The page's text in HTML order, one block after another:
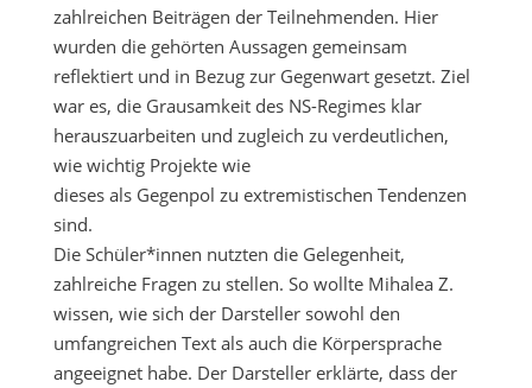
zahlreichen Beiträgen der Teilnehmenden. Hier
wurden die gehörten Aussagen gemeinsam
reflektiert und in Bezug zur Gegenwart gesetzt. Ziel
war es, die Grausamkeit des NS-Regimes klar
herauszuarbeiten und zugleich zu verdeutlichen,
wie wichtig Projekte wie
dieses als Gegenpol zu extremistischen Tendenzen
sind.
Die Schüler*innen nutzten die Gelegenheit,
zahlreiche Fragen zu stellen. So wollte Mihalea Z.
wissen, wie sich der Darsteller sowohl den
umfangreichen Text als auch die Körpersprache
angeeignet habe. Der Darsteller erklärte, dass der